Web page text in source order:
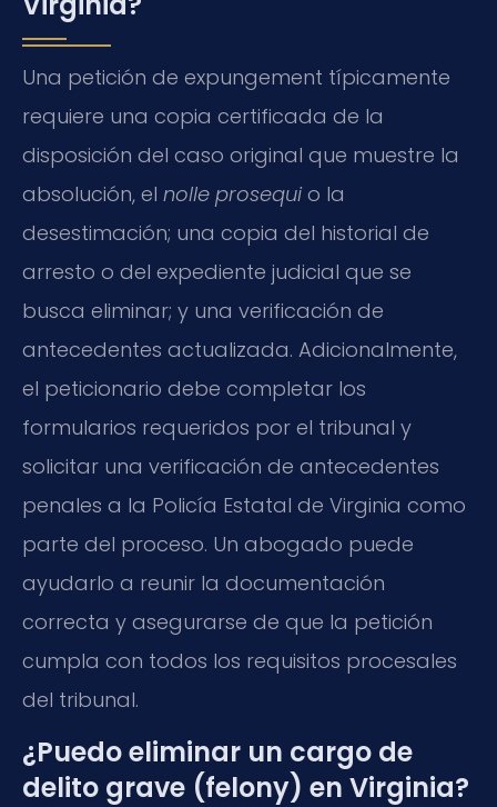
Una petición de expungement típicamente
requiere una copia certificada de la
disposición del caso original que muestre la
absolución, el nolle prosequio la
desestimación; una copia del historial de
arresto o del expediente judicial que se
busca eliminar; y una verificación de
antecedentes actualizada. Adicionalmente,
el peticionario debe completar los
formularios requeridos por el tribunal y
solicitar una verificación de antecedentes
penales a la Policía Estatal de Virginia como
parte del proceso. Un abogado puede
ayudarlo a reunir la documentación
correcta y asegurarse de que la petición
cumpla con todos los requisitos procesales
del tribunal.
¿Puedo eliminar un cargo de
delito grave (felony) en Virginia?